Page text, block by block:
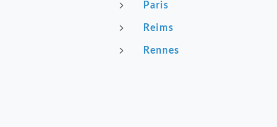
Paris
Reims
Rennes